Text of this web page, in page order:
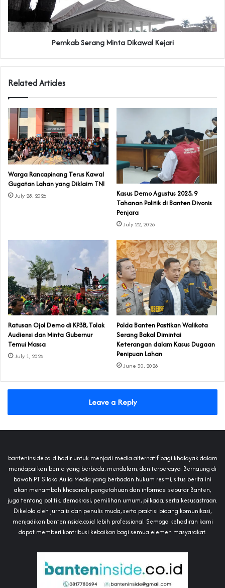
Pemkab Serang Minta Dikawal Kejari
Related Articles
‎Warga Rancapinang Terus Kawal
Gugatan Lahan yang Diklaim TNI‎‎
July 28, 2026
‎Kasus Demo Agustus 2025, 9
Tahanan Politik di Banten Divonis
Penjara
July 22, 2026
‎Ratusan Ojol Demo di KP3B, Tolak
Audiensi dan Minta Gubernur
Temui Massa
July 1, 2026
Polda Banten Pastikan Walikota
Serang Bakal Dimintai
Keterangan dalam Kasus Dugaan
Penipuan Lahan
June 30, 2026
Leave a Reply
banteninside.co.id hadir untuk menjadi media alternatif bagi khalayak dalam
mendapatkan berita yang berbeda, mendalam, dan terpercaya. Bernaung di
bawah PT Siloka Aulia Media yang berbadan hukum resmi, situs berita ini
akan menambah khasanah pengetahuan dan informasi seputar Banten,
juga tentang politik, demokrasi, pemilihan umum, pilkada, serta kesusastraan.
Dikelola oleh jurnalis dan penulis muda, serta praktisi bidang komunikasi,
menjadikan banteninside.co.id lebih professional. Semoga kehadiran kami
dapat memberi kontribusi kebaikan bagi semua elemen masyarakat.